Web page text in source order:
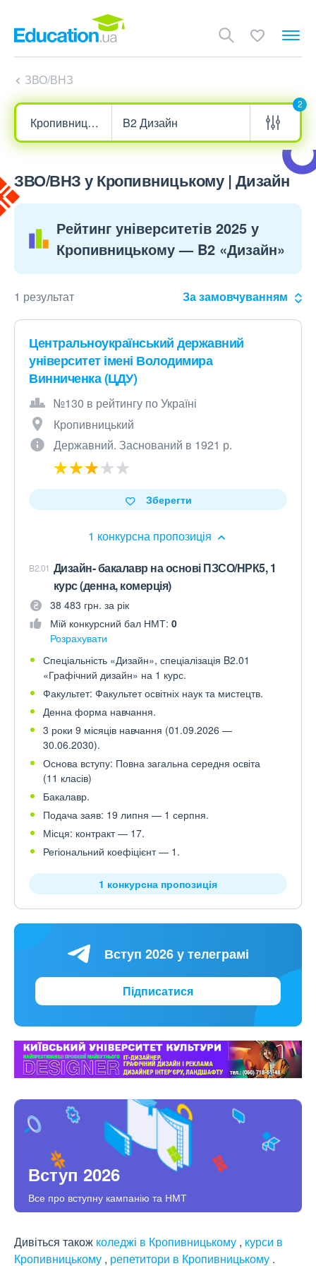
ЗВО/ВНЗ
2
ЗВО/ВНЗ у Кропивницькому | Дизайн
Рейтинг університетів 2025 у
Кропивницькому — B2 «Дизайн»
1 результат За замовчуванням
Центральноукраїнський державний
університет імені Володимира
Винниченка (ЦДУ)
№130 в рейтингу по Україні
Кропивницький
Державний. Заснований в 1921 р.
1 конкурсна пропозиція
Зберегти
B2.01 Дизайн- бакалавр на основі ПЗСО/НРК5, 1
курс (денна, комерція)
38 483 грн. за рік
Мій конкурсний бал НМТ: 0
Розрахувати
Спеціальність «Дизайн», спеціалізація B2.01
«Графічний дизайн» на 1 курс.
Факультет: Факультет освітніх наук та мистецтв.
Денна форма навчання.
3 роки 9 місяців навчання (01.09.2026 —
30.06.2030).
Основа вступу: Повна загальна середня освіта
(11 класів)
Бакалавр.
Подача заяв: 19 липня — 1 серпня.
Місця: контракт — 17.
Регіональний коефіцієнт — 1.
1 конкурсна пропозиція
Вступ 2026 у телеграмі
Підписатися
Вступ 2026
Все про вступну кампанію та НМТ
Дивіться також коледжі в Кропивницькому , курси в
Кропивницькому , репетитори в Кропивницькому .